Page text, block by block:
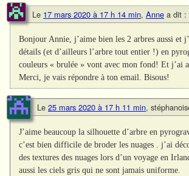
Le 17 mars 2020 à 17 h 14 min, Anne a dit :
Bonjour Annie, j’aime bien les 2 arbres aussi et
détails (et d’ailleurs l’arbre tout entier !) en
couleurs « brulée » vont avec mon fond! Et j’ai
Merci, je vais répondre à ton email. Bisous!
Le 25 mars 2020 à 17 h 11 min,
J’aime beaucoup la silhouette d’arbre en
c’est bien difficile de broder les nuages . j’ai
des textures des nuages lors d’un voyage en
aussi les ciels gris qui ne sont jamais uniforme.